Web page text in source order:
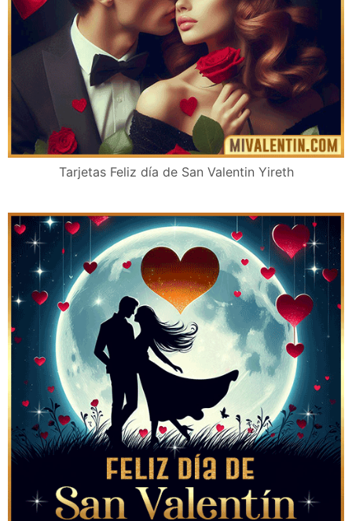
Tarjetas Feliz día de San Valentin Yireth